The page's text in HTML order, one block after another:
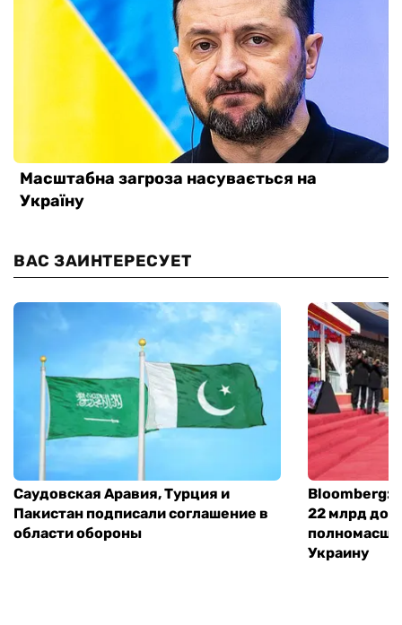
ВАС ЗАИНТЕРЕСУЕТ
Саудовская Аравия, Турция и
Пакистан подписали соглашение в
области обороны
Bloomberg:
22 млрд
Украину